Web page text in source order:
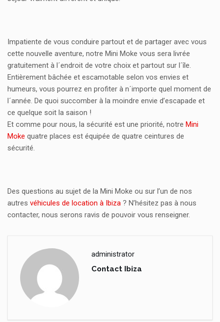
Impatiente de vous conduire partout et de partager avec vous
cette nouvelle aventure, notre Mini Moke vous sera livrée
gratuitement à l´endroit de votre choix et partout sur l´île.
Entièrement bâchée et escamotable selon vos envies et
humeurs, vous pourrez en profiter à n´importe quel moment de
l´année. De quoi succomber à la moindre envie d’escapade et
ce quelque soit la saison !
Et comme pour nous, la sécurité est une priorité, notre Mini
Moke quatre places est équipée de quatre ceintures de
sécurité.
Des questions au sujet de la Mini Moke ou sur l’un de nos
autres véhicules de location à Ibiza ? N’hésitez pas à nous
contacter, nous serons ravis de pouvoir vous renseigner.
administrator
Contact Ibiza